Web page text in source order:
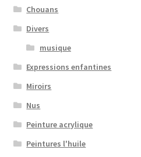
Chouans
Divers
musique
Expressions enfantines
Miroirs
Nus
Peinture acrylique
Peintures l'huile